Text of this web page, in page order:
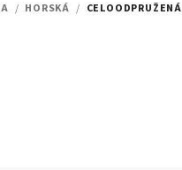
/ HORSKÁ / CELOODPRUŽENÁ